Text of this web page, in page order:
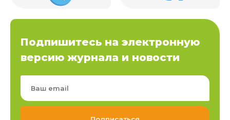
Подпишитесь на электронную
версию журнала и новости